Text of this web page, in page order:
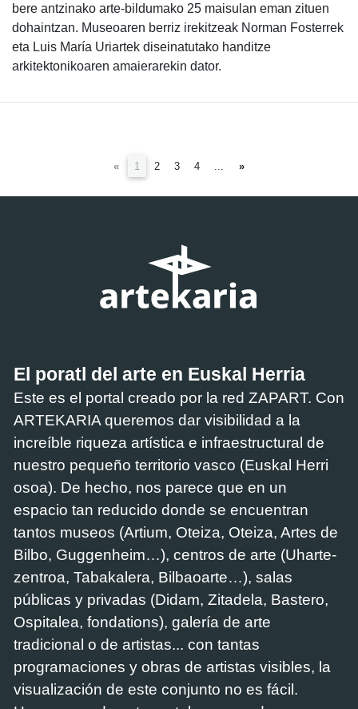
bere antzinako arte-bildumako 25 maisulan eman zituen
dohaintzan. Museoaren berriz irekitzeak Norman Fosterrek
eta Luis María Uriartek diseinatutako handitze
arkitektonikoaren amaierarekin dator.
« 1 (current)
2 3 4 »
El poratl del arte en Euskal Herria
Este es el portal creado por la red ZAPART. Con
ARTEKARIA queremos dar visibilidad a la
increíble riqueza artística e infraestructural de
nuestro pequeño territorio vasco (Euskal Herri
osoa). De hecho, nos parece que en un
espacio tan reducido donde se encuentran
tantos museos (Artium, Oteiza, Oteiza, Artes de
Bilbo, Guggenheim…), centros de arte (Uharte-
zentroa, Tabakalera, Bilbaoarte…), salas
públicas y privadas (Didam, Zitadela, Bastero,
Ospitalea, fondations), galería de arte
tradicional o de artistas... con tantas
programaciones y obras de artistas visibles, la
visualización de este conjunto no es fácil.